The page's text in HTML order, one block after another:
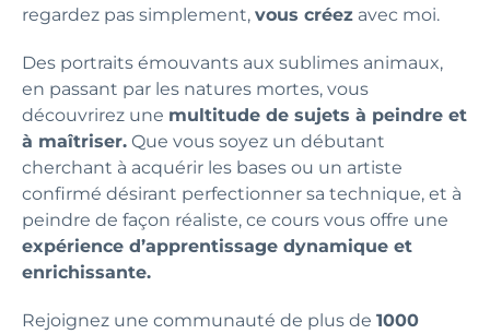
regardez pas simplement, vous créez avec moi.
Des portraits émouvants aux sublimes animaux,
en passant par les natures mortes, vous
découvrirez une multitude de sujets à peindre et
à maîtriser. Que vous soyez un débutant
cherchant à acquérir les bases ou un artiste
confirmé désirant perfectionner sa technique, et à
peindre de façon réaliste, ce cours vous offre une
expérience d’apprentissage dynamique et
enrichissante.
Rejoignez une communauté de plus de 1000